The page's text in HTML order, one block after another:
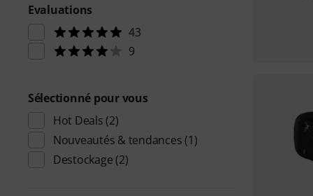
Evaluations
43
9
Sélectionné pour vous
Hot Deals (2)
Nouveautés & tendances (1)
Destockage (2)